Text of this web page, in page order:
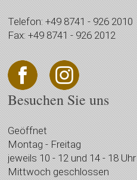
Telefon: +49 8741 - 926 2010
Fax: +49 8741 - 926 2012
Besuchen Sie uns
Geöffnet
Montag - Freitag
jeweils 10 - 12 und 14 - 18 Uhr
Mittwoch geschlossen